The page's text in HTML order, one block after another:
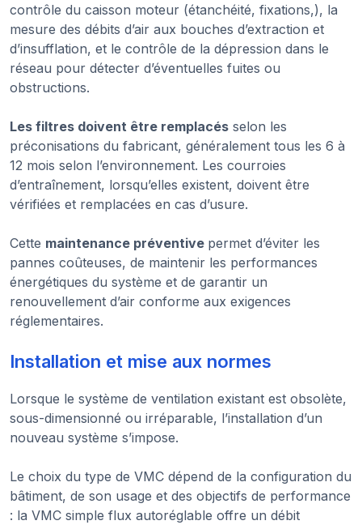
contrôle du caisson moteur (étanchéité, fixations,), la
mesure des débits d’air aux bouches d’extraction et
d’insufflation, et le contrôle de la dépression dans le
réseau pour détecter d’éventuelles fuites ou
obstructions.
Les filtres doivent être remplacés selon les
préconisations du fabricant, généralement tous les 6 à
12 mois selon l’environnement. Les courroies
d’entraînement, lorsqu’elles existent, doivent être
vérifiées et remplacées en cas d’usure.
Cette maintenance préventive permet d’éviter les
pannes coûteuses, de maintenir les performances
énergétiques du système et de garantir un
renouvellement d’air conforme aux exigences
réglementaires.
Installation et mise aux normes
Lorsque le système de ventilation existant est obsolète,
sous-dimensionné ou irréparable, l’installation d’un
nouveau système s’impose.
Le choix du type de VMC dépend de la configuration du
bâtiment, de son usage et des objectifs de performance
: la VMC simple flux autoréglable offre un débit